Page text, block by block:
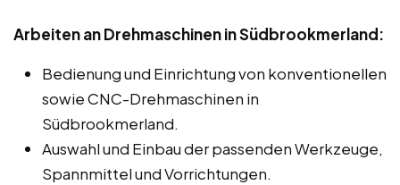
Arbeiten an Drehmaschinen in Südbrookmerland:
Bedienung und Einrichtung von konventionellen
sowie CNC-Drehmaschinen in
Südbrookmerland.
Auswahl und Einbau der passenden Werkzeuge,
Spannmittel und Vorrichtungen.